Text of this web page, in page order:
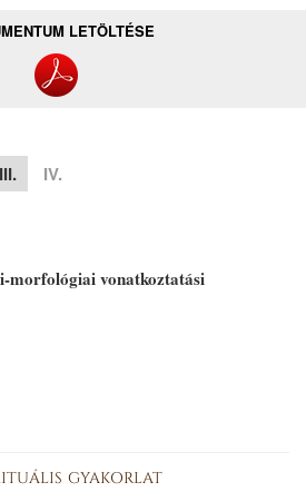
LETÖLTÉSE
III. IV.
morfológiai vonatkoztatási
gyakorlat